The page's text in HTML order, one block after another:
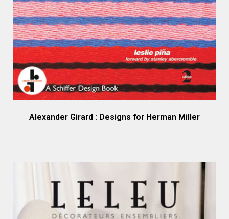
Alexander Girard : Designs for Herman Miller